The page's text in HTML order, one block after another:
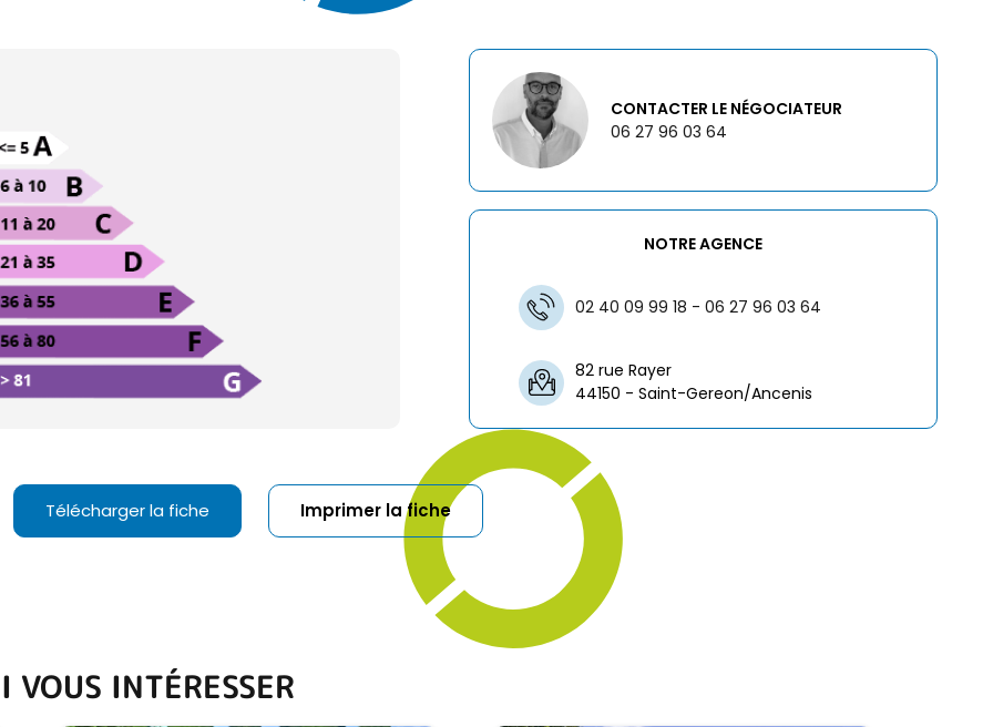
CONTACTER LE NÉGOCIATEUR
06 27 96 03 64
NOTRE AGENCE
02 40 09 99 18 - 06 27 96 03 64
82 rue Rayer
44150 - Saint-Gereon/Ancenis
Télécharger la fiche Imprimer la fiche
VOUS INTÉRESSER